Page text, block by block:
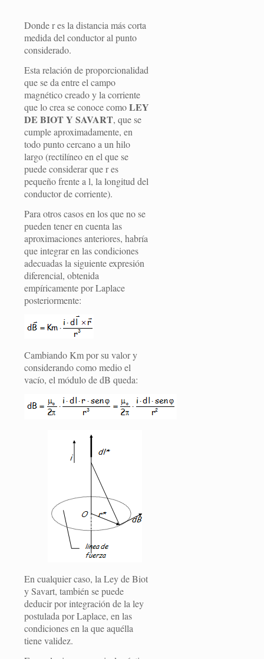
Donde r es la distancia más corta
medida del conductor al punto
considerado.
Esta relación de proporcionalidad
que se da entre el campo
magnético creado y la corriente
que lo crea se conoce comoLEY
DE BIOT Y SAVART, que se
cumple aproximadamente, en
todo punto cercano a un hilo
largo (rectilíneo en el que se
puede considerar que r es
pequeño frente a l, la longitud del
conductor de corriente).
Para otros casos en los que no se
pueden tener en cuenta las
aproximaciones anteriores, habría
que integrar en las condiciones
adecuadas la siguiente expresión
diferencial, obtenida
empíricamente por Laplace
posteriormente:
Cambiando Km por su valor y
considerando como medio el
vacío, el módulo de dB queda:
En cualquier caso, la Ley de Biot
y Savart, también se puede
deducir por integración de la ley
postulada por Laplace, en las
condiciones en la que aquélla
tiene validez.